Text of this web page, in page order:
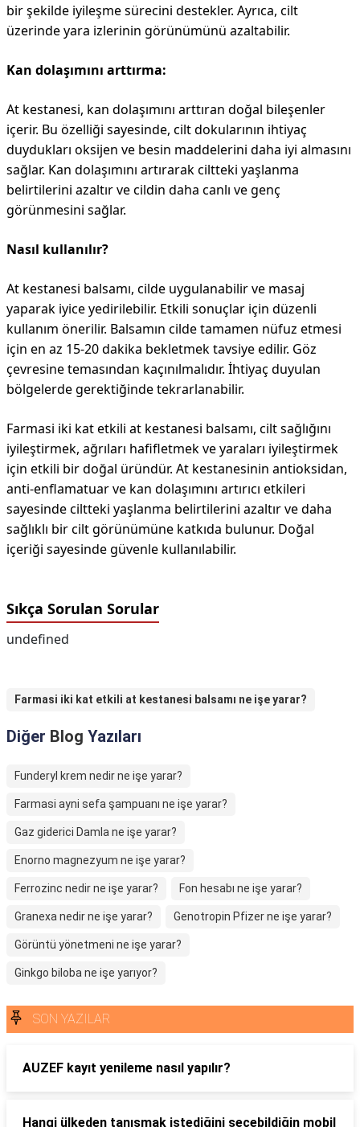
bir şekilde iyileşme sürecini destekler. Ayrıca, cilt
üzerinde yara izlerinin görünümünü azaltabilir.
Kan dolaşımını arttırma:
At kestanesi, kan dolaşımını arttıran doğal bileşenler
içerir. Bu özelliği sayesinde, cilt dokularının ihtiyaç
duydukları oksijen ve besin maddelerini daha iyi almasını
sağlar. Kan dolaşımını artırarak ciltteki yaşlanma
belirtilerini azaltır ve cildin daha canlı ve genç
görünmesini sağlar.
Nasıl kullanılır?
At kestanesi balsamı, cilde uygulanabilir ve masaj
yaparak iyice yedirilebilir. Etkili sonuçlar için düzenli
kullanım önerilir. Balsamın cilde tamamen nüfuz etmesi
için en az 15-20 dakika bekletmek tavsiye edilir. Göz
çevresine temasından kaçınılmalıdır. İhtiyaç duyulan
bölgelerde gerektiğinde tekrarlanabilir.
Farmasi iki kat etkili at kestanesi balsamı, cilt sağlığını
iyileştirmek, ağrıları hafifletmek ve yaraları iyileştirmek
için etkili bir doğal üründür. At kestanesinin antioksidan,
anti-enflamatuar ve kan dolaşımını artırıcı etkileri
sayesinde ciltteki yaşlanma belirtilerini azaltır ve daha
sağlıklı bir cilt görünümüne katkıda bulunur. Doğal
içeriği sayesinde güvenle kullanılabilir.
Sıkça Sorulan Sorular
undefined
Farmasi iki kat etkili at kestanesi balsamı ne işe yarar?
Diğer Blog Yazıları
Funderyl krem nedir ne işe yarar?
Farmasi ayni sefa şampuanı ne işe yarar?
Gaz giderici Damla ne işe yarar?
Enorno magnezyum ne işe yarar?
Ferrozinc nedir ne işe yarar? Fon hesabı ne işe yarar?
Granexa nedir ne işe yarar? Genotropin Pfizer ne işe yarar?
Görüntü yönetmeni ne işe yarar?
Ginkgo biloba ne işe yarıyor?
SON YAZILAR
AUZEF kayıt yenileme nasıl yapılır?
Hangi ülkeden tanışmak istediğini seçebildiğin mobil